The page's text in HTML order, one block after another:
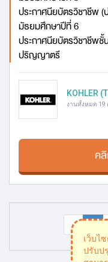
เว็บไ
ปรับป
ประกาศนียบัตรวิชาชีพ (
มัธยมศึกษาปีที่ 6
ประกาศนียบัตรวิชาชีพชั้
ปริญญาตรี
KOHLER
งานทั้งหมด 19
ค
«